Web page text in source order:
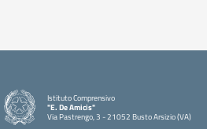
Istituto Comprensivo
"E. De Amicis"
Via Pastrengo, 3 - 21052 Busto Arsizio (VA)